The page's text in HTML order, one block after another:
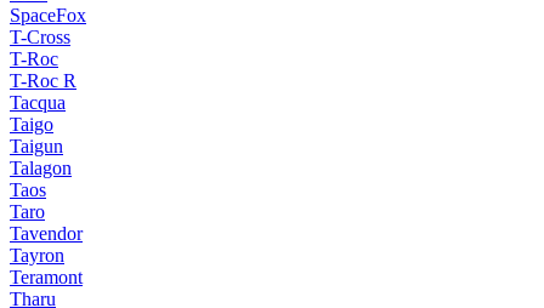
SpaceFox
T-Cross
T-Roc
T-Roc R
Tacqua
Taigo
Taigun
Talagon
Taos
Taro
Tavendor
Tayron
Teramont
Tharu